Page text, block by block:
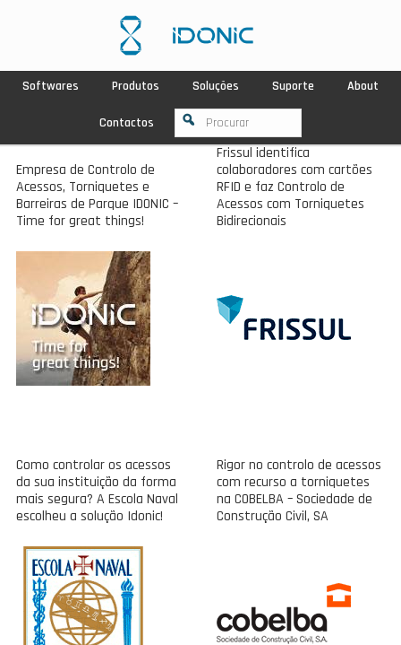
Softwares Produtos Soluções Suporte About
Contactos
Empresa de Controlo de
Acessos, Torniquetes e
Barreiras de Parque IDONIC –
Time for great things!
Frissul identifica
colaboradores com cartões
RFID e faz Controlo de
Acessos com Torniquetes
Bidirecionais
Como controlar os acessos
da sua instituição da forma
mais segura? A Escola Naval
escolheu a solução Idonic!
Rigor no controlo de acessos
com recurso a torniquetes
na COBELBA – Sociedade de
Construção Civil, SA